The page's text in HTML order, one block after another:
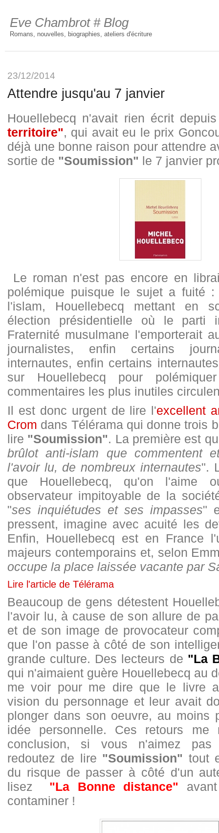
Eve Chambrot # Blog
Romans, nouvelles, biographies, ateliers d'écriture
23/12/2014
Attendre jusqu'au 7 janvier
Houellebecq n'avait rien écrit
territoire", qui avait eu le prix
déjà une bonne raison pour attendre
sortie de "Soumission" le 7 janvier
Le roman n'est pas encore en
polémique puisque le sujet a fuité
l'islam, Houellebecq mettant en
élection présidentielle où le parti
Fraternité musulmane l'emporterait
journalistes, enfin certains
internautes, enfin certains
sur Houellebecq pour
commentaires les plus inutiles
Il est donc urgent de lire l'excellent
Crom dans Télérama qui donne trois
lire "Soumission". La première est
brûlot anti-islam que commentent
l'avoir lu, de nombreux internautes".
que Houellebecq, qu'on l'aime
observateur impitoyable de la
"ses inquiétudes et ses impasses"
pressent, imagine avec acuité les
Enfin, Houellebecq est en France
majeurs contemporains et, selon
occupe la place laissée vacante par
Lire l'article de Télérama
Beaucoup de gens détestent
l'avoir lu, à cause de son allure de
et de son image de provocateur
que l'on passe à côté de son
grande culture. Des lecteurs de "La
qui n'aimaient guère Houellebecq au
me voir pour me dire que le livre
vision du personnage et leur avait
plonger dans son oeuvre, au moins
idée personnelle. Ces retours me
conclusion, si vous n'aimez pas
redoutez de lire "Soumission" tout
du risque de passer à côté d'un
lisez "La Bonne distance"
contaminer !